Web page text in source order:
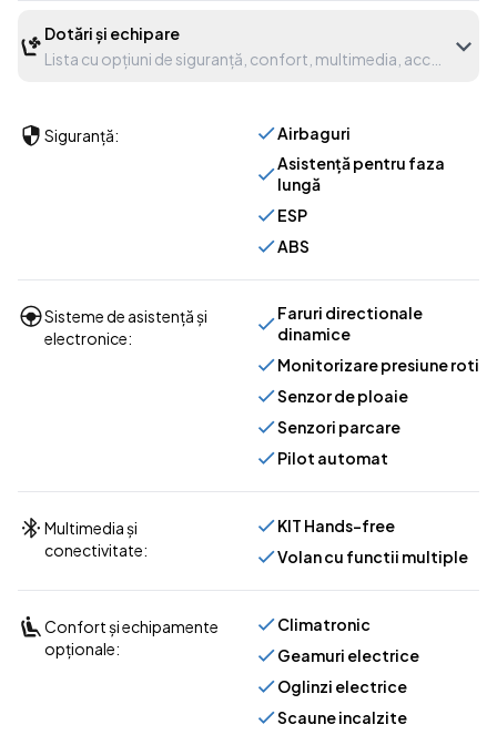
Dotări și echipare
Lista cu opțiuni de siguranță, confort, multimedia, accesorii
Siguranță:
Airbaguri
Asistență pentru faza
lungă
ESP
ABS
Sisteme de asistență și
electronice:
Faruri directionale
dinamice
Monitorizare presiune roti
Senzor de ploaie
Senzori parcare
Pilot automat
Multimedia și
conectivitate:
KIT Hands-free
Volan cu functii multiple
Confort și echipamente
opționale:
Climatronic
Geamuri electrice
Oglinzi electrice
Scaune incalzite